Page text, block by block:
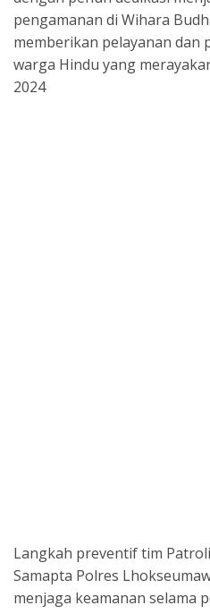
o
k
p
p
s
pengamanan di Wihara
memberikan pelayanan dan
warga Hindu yang
2024
Langkah preventif tim
Samapta Polres
menjaga keamanan selama